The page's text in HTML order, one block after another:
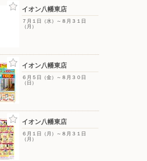
岡県民共済の出張無料相談会（ロピア
幡東ナフコ店）
0071 福岡県北九州市八幡東区東田1-2-20 ホーム
イオン八幡東店
７月１日（水）～８月３１日
（月）
イオン八幡東店
６月５日（金）～８月３０日
（日）
イオン八幡東店
６月１日（月）～８月３１日
（月）